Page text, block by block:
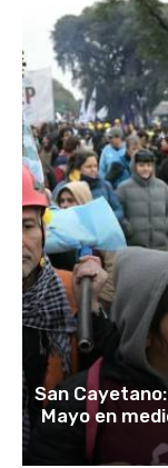
San
Mayo en